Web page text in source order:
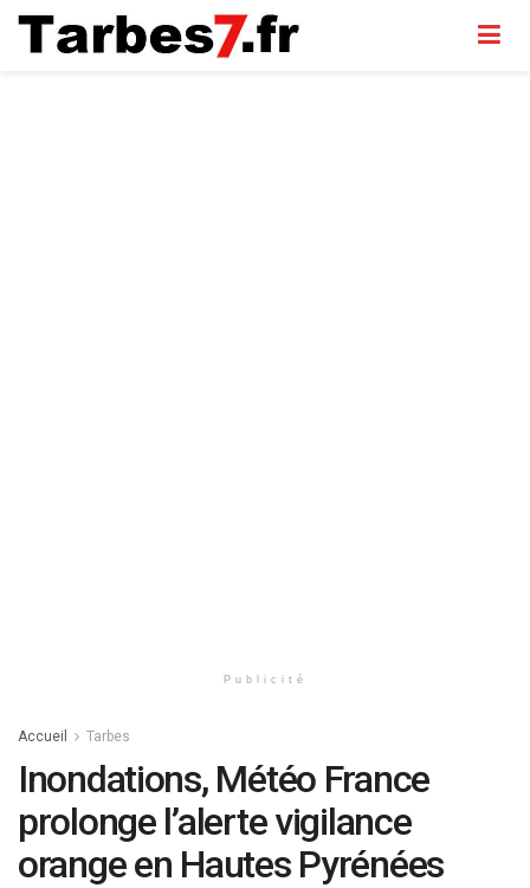
Publicité
Accueil Tarbes
Inondations, Météo France
prolonge l’alerte vigilance
orange en Hautes Pyrénées